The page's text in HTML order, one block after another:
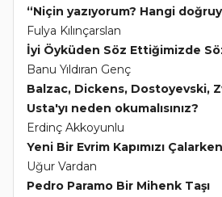
“Niçin yazıyorum? Hangi
Fulya Kılınçarslan
İyi Öyküden Söz Ettiğimizde
Banu Yıldıran Genç
Balzac, Dickens, Dostoyevski,
Usta'yı neden okumalısınız?
Erdinç Akkoyunlu
Yeni Bir Evrim Kapımızı
Uğur Vardan
Pedro Paramo Bir Mihenk Taşı